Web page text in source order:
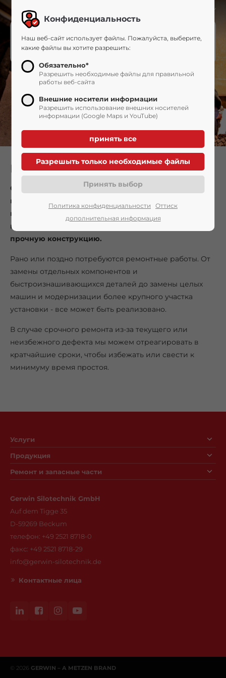
+49 2521 8718-0
Меню
Ремонт
Особенно из-за большой нагрузки на многие
компоненты, которые вступают в
непосредственный контакт с породой, со временем
могут появиться признаки износа, несмотря на
прочную конструкцию.
Рано или поздно потребуются ремонтные работы. От
замены отдельных компонентов и
быстроизнашивающихся деталей до замены целых
машин и модернизации более крупного участка
установки - все может быть реализовано.
В случае срочного ремонта из-за текущего или
неизбежного дефекта мы можем отреагировать в
кратчайшие сроки, чтобы избежать или свести к
минимуму время простоя.
Услуги
Продукция
Ремонт и запасные части
Gerwin Silotechnik GmbH
Auf dem Tigge 35
D-59269 Beckum
телефон: +49 2521 8718-0
факс: +49 2521 8718-29
info@gerwin-silotechnik.de
Контактныe лица
© 2026 GERWIN – A METZEN BRAND
Конфиденциальность
Наш веб-сайт использует файлы. Пожалуйста, выберите,
какие файлы вы хотите разрешить:
Обязательно*
Разрешить необходимые файлы для правильной
работы веб-сайта
Внешние носители информации
Pазрешить использование внешних носителей
информации (Google Maps и YouTube)
Политика конфиденциальности
Оттиск
дополнительная информация